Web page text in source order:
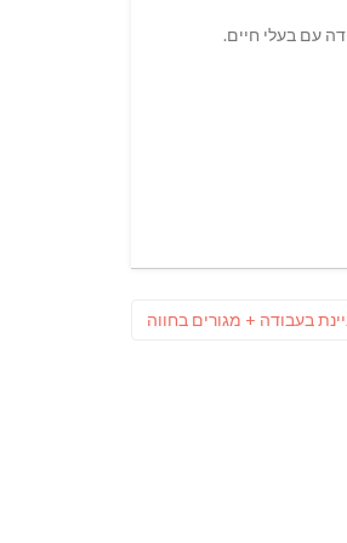
עם בעלי חיים.
בעבודה + מגורים בחווה